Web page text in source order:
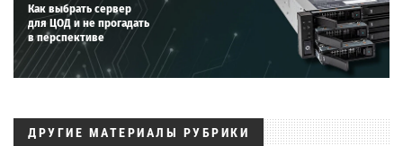
Как выбрать сервер
для ЦОД и не прогадать
в перспективе
ДРУГИЕ МАТЕРИАЛЫ РУБРИКИ